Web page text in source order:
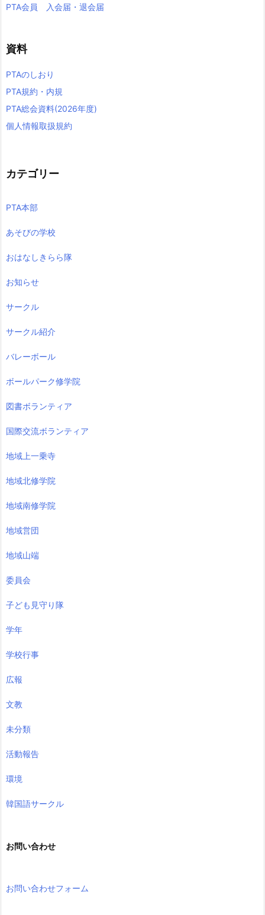
PTA会員 入会届・退会届
資料
PTAのしおり
PTA規約・内規
PTA総会資料(2026年度)
個人情報取扱規約
カテゴリー
PTA本部
あそびの学校
おはなしきらら隊
お知らせ
サークル
サークル紹介
バレーボール
ボールパーク修学院
図書ボランティア
国際交流ボランティア
地域上一乗寺
地域北修学院
地域南修学院
地域営団
地域山端
委員会
子ども見守り隊
学年
学校行事
広報
文教
未分類
活動報告
環境
韓国語サークル
お問い合わせ
お問い合わせフォーム